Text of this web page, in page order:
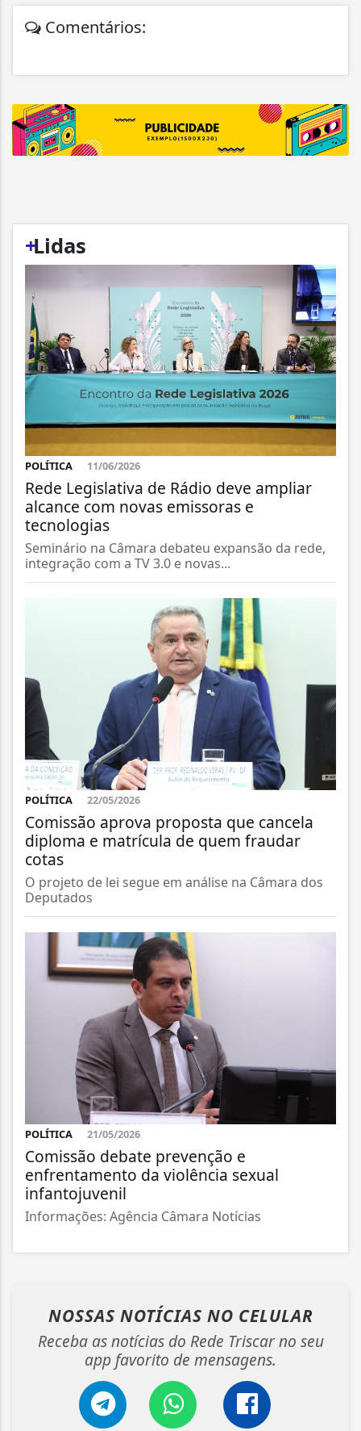
Comentários:
+
Lidas
POLÍTICA 11/06/2026
Rede Legislativa de Rádio deve ampliar
alcance com novas emissoras e
tecnologias
Seminário na Câmara debateu expansão da rede,
integração com a TV 3.0 e novas...
POLÍTICA 22/05/2026
Comissão aprova proposta que cancela
diploma e matrícula de quem fraudar
cotas
O projeto de lei segue em análise na Câmara dos
Deputados
POLÍTICA 21/05/2026
Comissão debate prevenção e
enfrentamento da violência sexual
infantojuvenil
Informações: Agência Câmara Notícias
NOSSAS NOTÍCIAS NO CELULAR
Receba as notícias do Rede Triscar no seu
app favorito de mensagens.